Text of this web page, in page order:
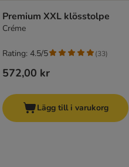
Premium XXL klösstolpe
Créme
572,00 kr
Rating: 4.5/5 (33)
Lägg till i varukorg